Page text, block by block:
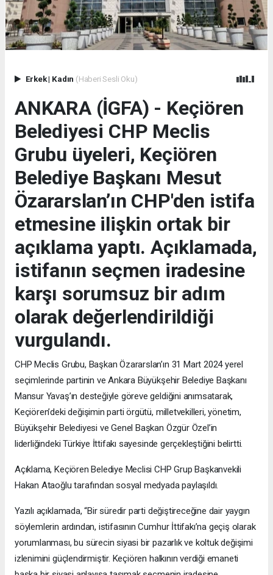
Erkek| Kadın (Haberi Sesli Oku)
ANKARA (İGFA) - Keçiören
Belediyesi CHP Meclis
Grubu üyeleri, Keçiören
Belediye Başkanı Mesut
Özararslan’ın CHP'den istifa
etmesine ilişkin ortak bir
açıklama yaptı. Açıklamada,
istifanın seçmen iradesine
karşı sorumsuz bir adım
olarak değerlendirildiği
vurgulandı.
CHP Meclis Grubu, Başkan Özararslan’ın 31 Mart 2024 yerel
seçimlerinde partinin ve Ankara Büyükşehir Belediye Başkanı
Mansur Yavaş’ın desteğiyle göreve geldiğini anımsatarak,
Keçiören’deki değişimin parti örgütü, milletvekilleri, yönetim,
Büyükşehir Belediyesi ve Genel Başkan Özgür Özel’in
liderliğindeki Türkiye İttifakı sayesinde gerçekleştiğini belirtti.
Açıklama, Keçiören Belediye Meclisi CHP Grup Başkanvekili
Hakan Ataoğlu tarafından sosyal medyada paylaşıldı.
Yazılı açıklamada, “Bir süredir parti değiştireceğine dair yaygın
söylemlerin ardından, istifasının Cumhur İttifakı’na geçiş olarak
yorumlanması, bu sürecin siyasi bir pazarlık ve koltuk değişimi
izlenimini güçlendirmiştir. Keçiören halkının verdiği emaneti